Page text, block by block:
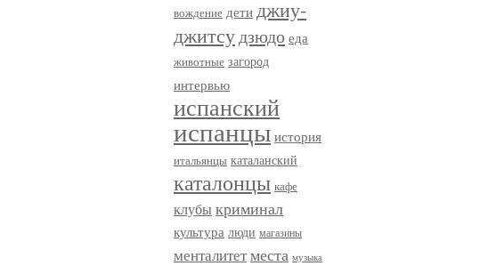
вождение дети джиу-
джитсудзюдо еда
животные загород
интервью
испанский
испанцы история
итальянцы каталанский
каталонцы кафе
клубы криминал
культура люди магазины
менталитетместа музыка